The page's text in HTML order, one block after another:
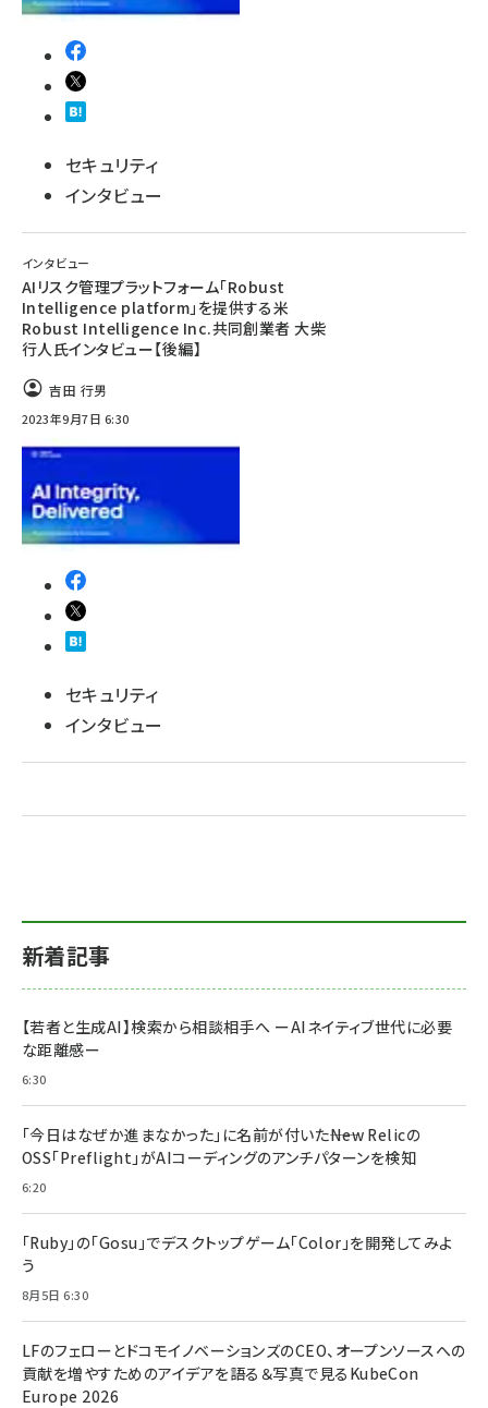
セキュリティ
インタビュー
インタビュー
AIリスク管理プラットフォーム「Robust
Intelligence platform」を提供する米
Robust Intelligence Inc.共同創業者 大柴
行人氏インタビュー【後編】
吉田 行男
2023年9月7日 6:30
セキュリティ
インタビュー
新着記事
【若者と生成AI】検索から相談相手へ ーAIネイティブ世代に必要
な距離感ー
6:30
「今日はなぜか進まなかった」に名前が付いた――New Relicの
OSS「Preflight」がAIコーディングのアンチパターンを検知
6:20
「Ruby」の「Gosu」でデスクトップゲーム「Color」を開発してみよ
う
8月5日 6:30
LFのフェローとドコモイノベーションズのCEO、オープンソースへの
貢献を増やすためのアイデアを語る＆写真で見るKubeCon
Europe 2026